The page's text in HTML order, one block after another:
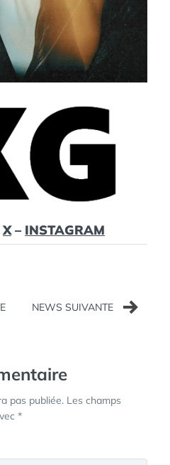
X– INSTAGRAM
pas publiée. Les champs
*